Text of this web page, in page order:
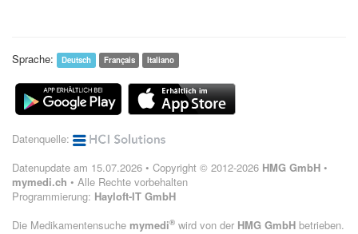
Sprache: Deutsch Français Italiano
Datenquelle:
Datenupdate am 15.07.2026 • Copyright © 2012-2026 HMG GmbH •
mymedi.ch • Alle Rechte vorbehalten
Programmierung: Hayloft-IT GmbH
Die Medikamentensuche mymedi® wird von der HMG GmbH betrieben.